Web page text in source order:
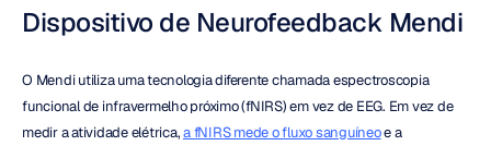
Dispositivo de Neurofeedback Mendi
O Mendi utiliza uma tecnologia diferente chamada espectroscopia
funcional de infravermelho próximo (fNIRS) em vez de EEG. Em vez de
medir a atividade elétrica, a fNIRS mede o fluxo sanguíneo e a